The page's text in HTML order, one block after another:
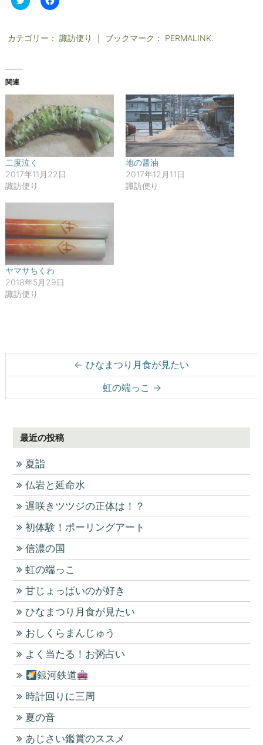
リ
て
で
共
有
(
新
し
い
ウ
ィ
ン
ド
ウ
で
き
す
)
a
o
o
は
ク
リ
ッ
ク
し
て
く
さ
し
ウ
ィ
ン
ド
ウ
で
開
ま
す
カテゴリー： 諏訪便り ｜ ブックマーク： PERMALINK.
関連
二度泣く
2017年11月22日
諏訪便り
地の醤油
2017年12月11日
諏訪便り
ヤマサちくわ
2018年5月29日
諏訪便り
Post navigation
← ひなまつり月食が見たい
虹の端っこ →
最近の投稿
夏詣
仏岩と延命水
遅咲きツツジの正体は！？
初体験！ポーリングアート
信濃の国
虹の端っこ
甘じょっぱいのが好き
ひなまつり月食が見たい
おしくらまんじゅう
よく当たる！お粥占い
銀河鉄道
時計回りに三周
夏の音
あじさい鑑賞のススメ